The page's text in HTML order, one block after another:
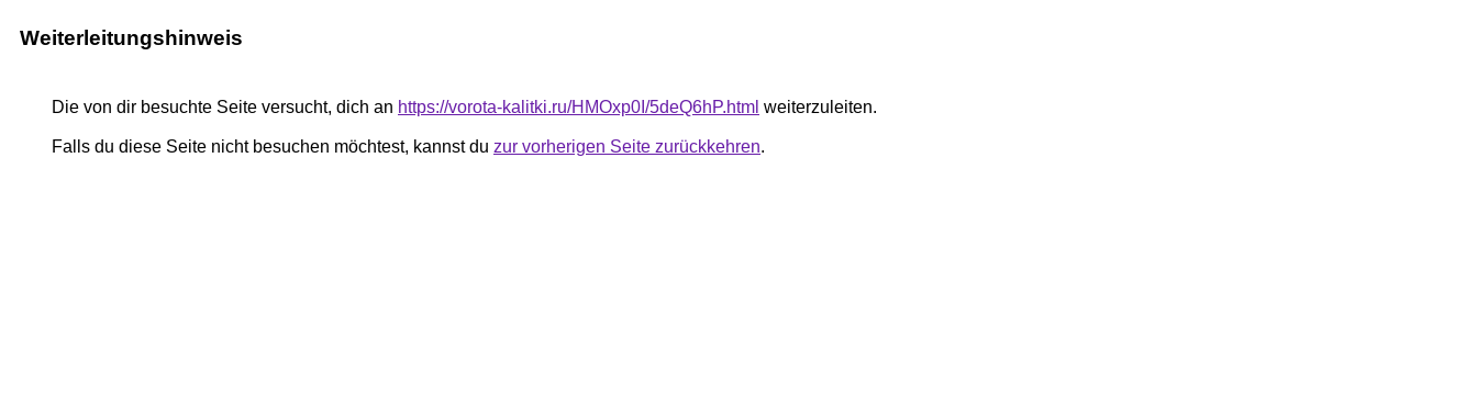
Weiterleitungshinweis
Die von dir besuchte Seite versucht, dich an https://vorota-kalitki.ru/HMOxp0I/5deQ6hP.html weiterzuleiten.
Falls du diese Seite nicht besuchen möchtest, kannst du zur vorherigen Seite zurückkehren.